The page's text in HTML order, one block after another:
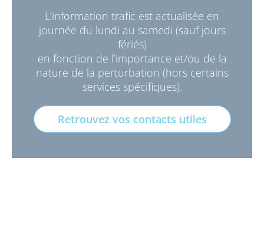
L’information trafic est actualisée en
journée du lundi au samedi (sauf jours
fériés)
en fonction de l’importance et/ou de la
nature de la perturbation (hors certains
services spécifiques).
Retrouvez vos contacts utiles